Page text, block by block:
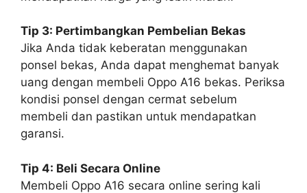
Tip 3: Pertimbangkan Pembelian Bekas
Jika Anda tidak keberatan menggunakan
ponsel bekas, Anda dapat menghemat banyak
uang dengan membeli Oppo A16 bekas. Periksa
kondisi ponsel dengan cermat sebelum
membeli dan pastikan untuk mendapatkan
garansi.
Tip 4: Beli Secara Online
Membeli Oppo A16 secara online sering kali